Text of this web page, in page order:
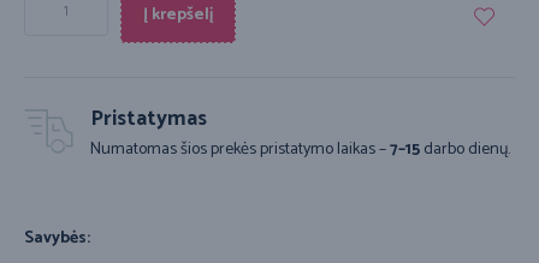
Į krepšelį
Pristatymas
Numatomas šios prekės pristatymo laikas –7–15darbo dienų.
Savybės: